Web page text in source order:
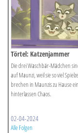
Törtel: Katzenjammer
Die drei Waschbär-Mädchen
auf Maunzi, weil sie so viel
brechen in Maunzis zu Hause
hinterlassen Chaos.
02-04-2024
Alle Folgen